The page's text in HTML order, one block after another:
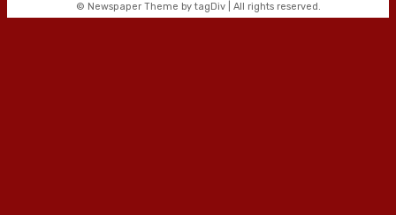
© Newspaper Theme by tagDiv | All rights reserved.